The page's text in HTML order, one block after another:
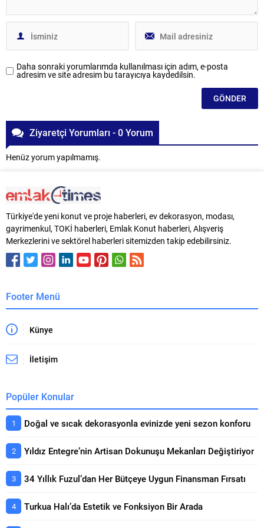
Daha sonraki yorumlarımda kullanılması için adım, e-posta
adresim ve site adresim bu tarayıcıya kaydedilsin.
Ziyaretçi Yorumları - 0 Yorum
Henüz yorum yapılmamış.
Türkiye'de yeni konut ve proje haberleri, ev dekorasyon, modası,
gayrimenkul, TOKİ haberleri, Emlak Konut haberleri, Alışveriş
Merkezlerini ve sektörel haberleri sitemizden takip edebilirsiniz.
Footer Menü
Künye
İletişim
Popüler Konular
Doğal ve sıcak dekorasyonla evinizde yeni sezon konforu
Yıldız Entegre’nin Artisan Dokunuşu Mekanları Değiştiriyor
34 Yıllık Fuzul’dan Her Bütçeye Uygun Finansman Fırsatı
Turkua Halı’da Estetik ve Fonksiyon Bir Arada